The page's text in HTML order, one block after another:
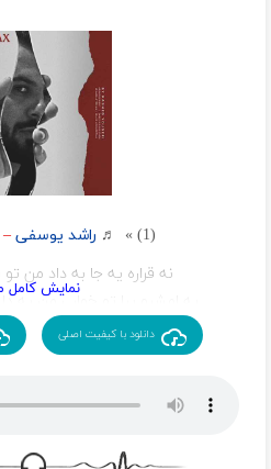
(1) » ♬ راشد یوسفی –
نه قراره یه جا به داد من
یه امشبو بیا تو خواب من یه
بیا بزن به من
ولی میدونی
دانلود با کیفیت اصلی